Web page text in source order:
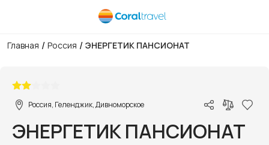
Главная / Россия / ЭНЕРГЕТИК ПАНСИОНАТ
Россия, Геленджик, Дивноморское
ЭНЕРГЕТИК ПАНСИОНАТ